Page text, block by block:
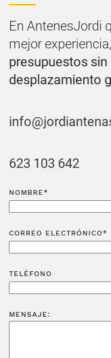
En AntenesJordi
mejor
presupuestos
desplazamiento
623 103 642
NOMBRE*
CORREO ELECTRÓNICO*
TELÉFONO
MENSAJE: